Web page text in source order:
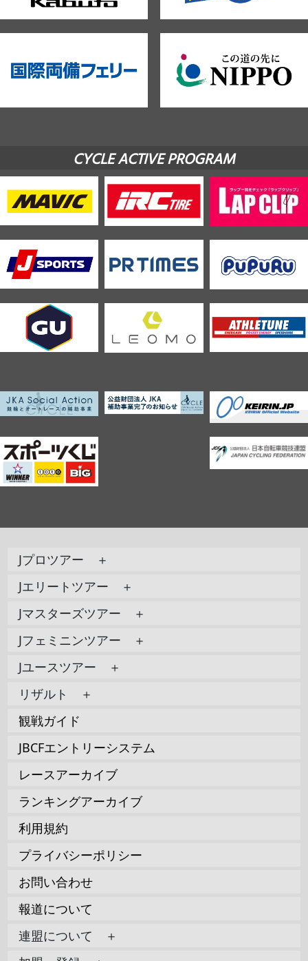
CYCLE ACTIVE PROGRAM
Jプロツアー ＋
Jエリートツアー ＋
Jマスターズツアー ＋
Jフェミニンツアー ＋
Jユースツアー ＋
リザルト ＋
観戦ガイド
JBCFエントリーシステム
レースアーカイブ
ランキングアーカイブ
利用規約
プライバシーポリシー
お問い合わせ
報道について
連盟について ＋